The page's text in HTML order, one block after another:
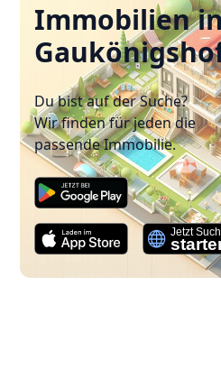
Immobilien
Du bist auf der Suche?
Wir finden für jeden die
passende Immobilie.